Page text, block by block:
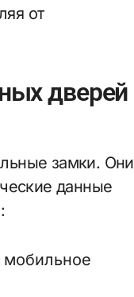
от
дверей
замки. Они
данные